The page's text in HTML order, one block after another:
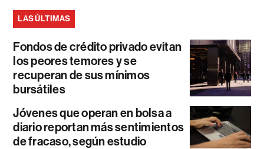
LAS ÚLTIMAS
Fondos de crédito privado evitan
los peores temores y se
recuperan de sus mínimos
bursátiles
Jóvenes que operan en bolsa a
diario reportan más sentimientos
de fracaso, según estudio